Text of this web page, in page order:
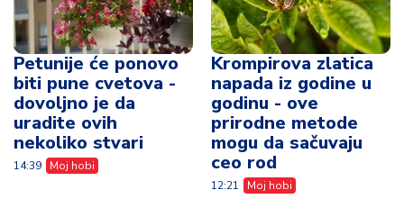
Petunije će ponovo
biti pune cvetova -
dovoljno je da
uradite ovih
nekoliko stvari
14:39 Moj hobi
Krompirova zlatica
napada iz godine u
godinu - ove
prirodne metode
mogu da sačuvaju
ceo rod
12:21 Moj hobi